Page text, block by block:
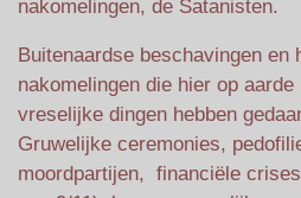
nakomelingen, de Satanisten.
Buitenaardse beschavingen en
nakomelingen die hier op
vreselijke dingen hebben
Gruwelijke ceremonies,
moordpartijen, financiële